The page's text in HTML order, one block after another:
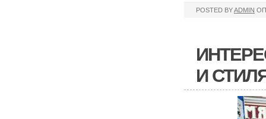
POSTED BYADMIN
И